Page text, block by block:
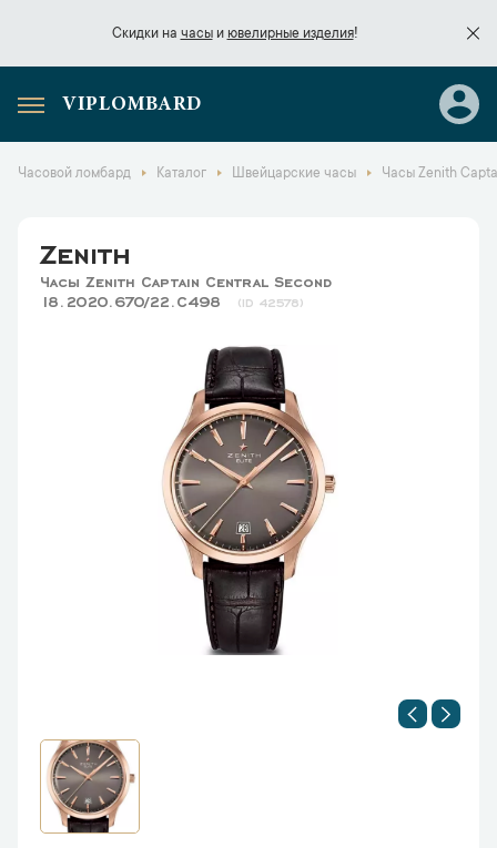
Скидки на часыи ювелирные изделия!
Скидки начасы
VIPLOMBARD
Часовой ломбард Каталог Швейцарские часы Часы Zenith
Zenith
Часы Zenith Captain Central Second
18.2020.670/22.C498
42578